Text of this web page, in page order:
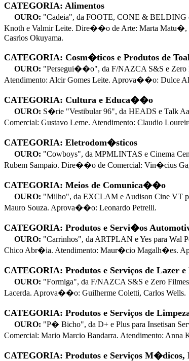
CATEGORIA: Alimentos
OURO: "Cadeia", da FOOTE, CONE &
Knoth e Valmir Leite. Dire��o de Arte: Marta Matu�,
Casrlos Okuyama.
CATEGORIA: Cosm�ticos e Produtos de
OURO: "Persegui��o", da F/NAZCA S&S e Zero
Atendimento: Alcir Gomes Leite. Aprova��o: Dulce
CATEGORIA: Cultura e Educa��o
OURO: S�rie "Vestibular 96", da HEADS e Talk
Comercial: Gustavo Leme. Atendimento: Claudio
CATEGORIA: Eletrodom�sticos
OURO: "Cowboys", da MPMLINTAS e Cinema
Rubem Sampaio. Dire��o de Comercial: Vin�cius
CATEGORIA: Meios de Comunica��o
OURO: "Milho", da EXCLAM e Audison Cine VT
Mauro Souza. Aprova��o: Leonardo Petrelli.
CATEGORIA: Produtos e Servi�os
OURO: "Carrinhos", da ARTPLAN e Yes para
Chico Abr�ia. Atendimento: Maur�cio Magalh�es.
CATEGORIA: Produtos e Serviços de Lazer
OURO: "Formiga", da F/NAZCA S&S e Zero
Lacerda. Aprova��o: Guilherme Coletti, Carlos Wells.
CATEGORIA: Produtos e Serviços de
OURO: "P� Bicho", da D+ e Plus para Insetisan
Comercial: Mario Marcio Bandarra. Atendimento:
CATEGORIA: Produtos e Serviços